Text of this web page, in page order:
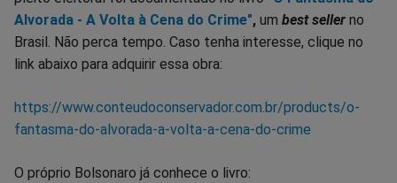
Alvorada - A Volta à Cena do Crime", um best seller no
Brasil. Não perca tempo. Caso tenha interesse, clique no
link abaixo para adquirir essa obra:
https://www.conteudoconservador.com.br/products/o-
fantasma-do-alvorada-a-volta-a-cena-do-crime
O próprio Bolsonaro já conhece o livro: